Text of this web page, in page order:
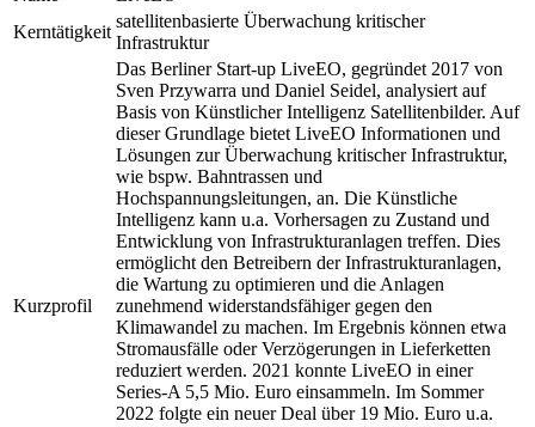
Kerntätigkeit
satellitenbasierte Überwachung kritischer
Infrastruktur
Kurzprofil
Das Berliner Start-up LiveEO, gegründet 2017 von
Sven Przywarra und Daniel Seidel, analysiert auf
Basis von Künstlicher Intelligenz Satellitenbilder. Auf
dieser Grundlage bietet LiveEO Informationen und
Lösungen zur Überwachung kritischer Infrastruktur,
wie bspw. Bahntrassen und
Hochspannungsleitungen, an. Die Künstliche
Intelligenz kann u.a. Vorhersagen zu Zustand und
Entwicklung von Infrastrukturanlagen treffen. Dies
ermöglicht den Betreibern der Infrastrukturanlagen,
die Wartung zu optimieren und die Anlagen
zunehmend widerstandsfähiger gegen den
Klimawandel zu machen. Im Ergebnis können etwa
Stromausfälle oder Verzögerungen in Lieferketten
reduziert werden. 2021 konnte LiveEO in einer
Series-A 5,5 Mio. Euro einsammeln. Im Sommer
2022 folgte ein neuer Deal über 19 Mio. Euro u.a.